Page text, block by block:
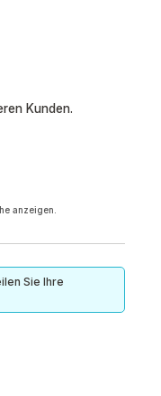
5 Sternen
Kunden.
anzeigen.
Sie Ihre